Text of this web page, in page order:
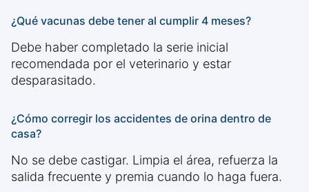
¿Qué vacunas debe tener al cumplir 4 meses?
Debe haber completado la serie inicial
recomendada por el veterinario y estar
desparasitado.
¿Cómo corregir los accidentes de orina dentro de
casa?
No se debe castigar. Limpia el área, refuerza la
salida frecuente y premia cuando lo haga fuera.